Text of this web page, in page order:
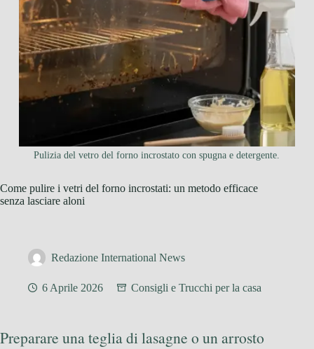
Pulizia del vetro del forno incrostato con spugna e detergente.
Come pulire i vetri del forno incrostati: un metodo efficace
senza lasciare aloni
Redazione International News
6 Aprile 2026 Consigli e Trucchi per la casa
Preparare una teglia di lasagne o un arrosto